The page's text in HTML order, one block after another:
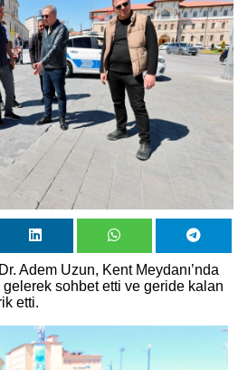
Adem Uzun, Kent Meydanı’nda
sohbet etti ve geride kalan
etti.